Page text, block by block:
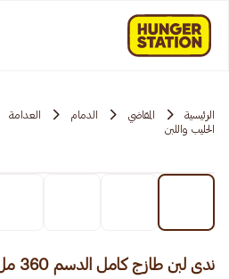
الرئيسية المقاضي الدمام العدامة
الحليب واللبن
ندى لبن طازج كامل الدسم 360 مل